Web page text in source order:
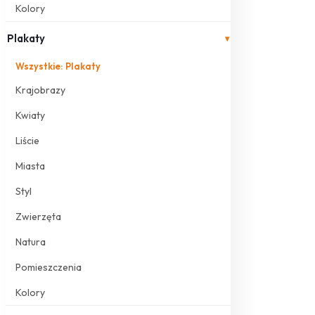
Kolory
Plakaty ▾
Wszystkie: Plakaty
Krajobrazy
Kwiaty
Liście
Miasta
Styl
Zwierzęta
Natura
Pomieszczenia
Kolory